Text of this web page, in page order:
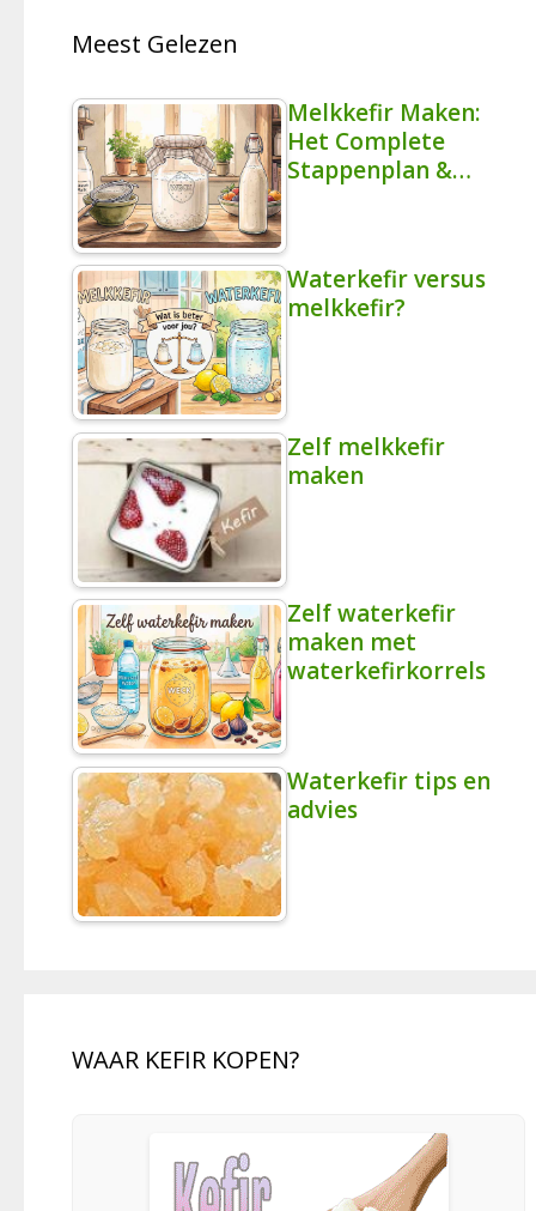
Meest Gelezen
Melkkefir Maken:
Het Complete
Stappenplan &…
Waterkefir versus
melkkefir?
Zelf melkkefir
maken
Zelf waterkefir
maken met
waterkefirkorrels
Waterkefir tips en
advies
WAAR KEFIR KOPEN?